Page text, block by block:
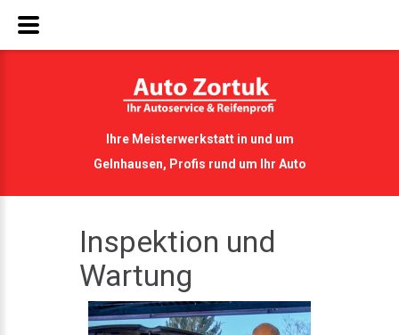
Ihre Meisterwerkstatt in und um
Gelnhausen, Profis rund um Ihr Auto
Inspektion und
Wartung